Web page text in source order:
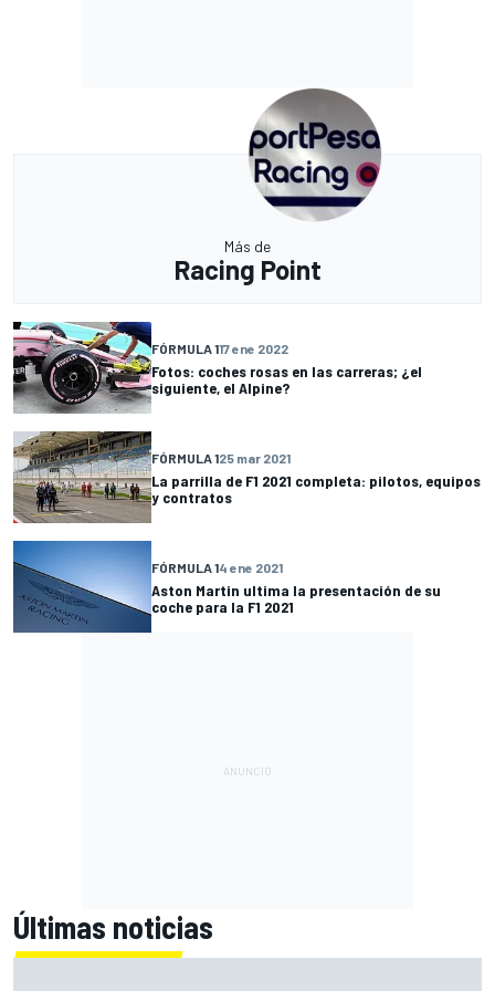
Más de
Racing Point
FÓRMULA 117 ene 2022
Fotos: coches rosas en las carreras; ¿el
siguiente, el Alpine?
FÓRMULA 125 mar 2021
La parrilla de F1 2021 completa: pilotos, equipos
y contratos
FÓRMULA 14 ene 2021
Aston Martin ultima la presentación de su
coche para la F1 2021
Últimas noticias